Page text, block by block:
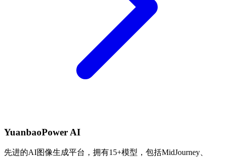
YuanbaoPower AI
先进的AI图像生成平台，拥有15+模型，包括MidJourney、